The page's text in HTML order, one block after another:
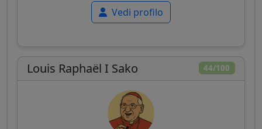
Vedi profilo
44/100
Louis Raphaël I Sako